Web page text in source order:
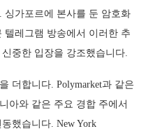
싱가포르에 본사를 둔 암호화
텔레그램 방송에서 이러한 추
중한 입장을 강조했습니다.
더합니다. Polymarket과 같은
아와 같은 주요 경합 주에서
했습니다. New York